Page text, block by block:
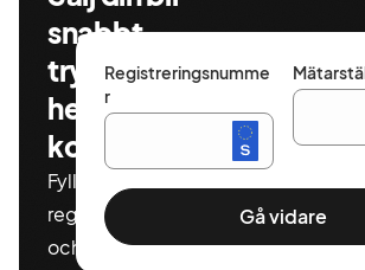
snabbt,
tryggt och
helt
kostnadsfritt
Fyll i ditt
registeringnummer
och miltal för att ta
Registreringsnumme
r
Gå vidare